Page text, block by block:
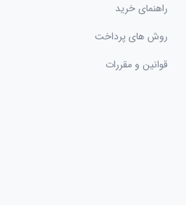
راهنمای خرید
روش های پرداخت
قوانین و مقررات